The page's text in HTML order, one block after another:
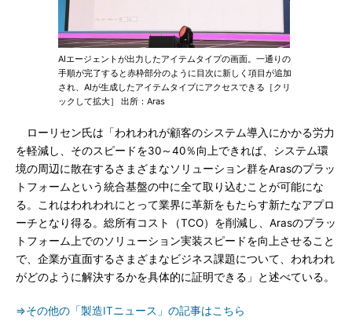
AIエージェントが出力したアイテムタイプの画面。一通りの
手順が完了すると赤枠部分のように目次に新しく項目が追加
され、AIが生成したアイテムタイプにアクセスできる［クリ
ックして拡大］ 出所：Aras
ローリセン氏は「われわれが顧客のシステム導入にかかる労力
を軽減し、そのスピードを30～40％向上できれば、システム環
境の周辺に散在するさまざまなソリューション群をArasのプラッ
トフォームという統合基盤の中に全て取り込むことが可能にな
る。これはわれわれにとって業界に革新をもたらす新たなアプロ
ーチとなり得る。総所有コスト（TCO）を削減し、Arasのプラッ
トフォーム上でのソリューション実装スピードを向上させること
で、企業が直面するさまざまなビジネス課題について、われわれ
がどのように解決するかを具体的に証明できる」と述べている。
⇒その他の「製造ITニュース」の記事はこちら